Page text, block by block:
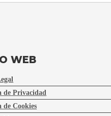
WEB
de Privacidad
de Cookies